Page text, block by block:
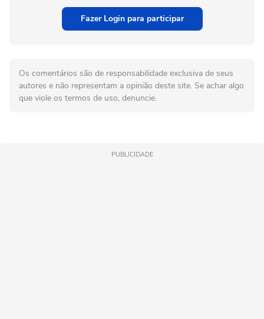
Fazer Login para participar
Os comentários são de responsabilidade exclusiva de seus
autores e não representam a opinião deste site. Se achar algo
que viole os termos de uso, denuncie.
PUBLICIDADE